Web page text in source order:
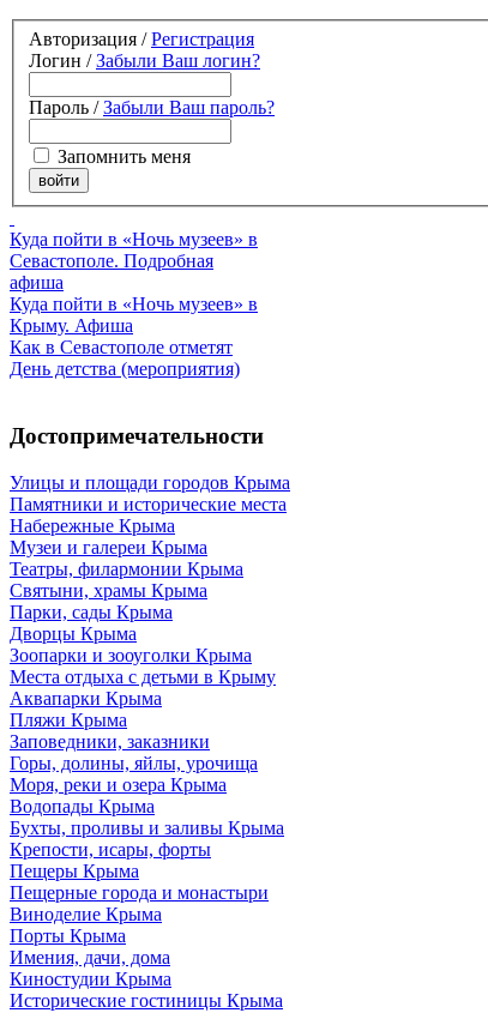
Авторизация /Регистрация
Логин /Забыли Ваш логин?
Пароль /Забыли Ваш пароль?
Запомнить меня
Куда пойти в «Ночь музеев» в
Севастополе. Подробная
афиша
Куда пойти в «Ночь музеев» в
Крыму. Афиша
Как в Севастополе отметят
День детства (мероприятия)
Достопримечательности
Улицы и площади городов Крыма
Памятники и исторические места
Набережные Крыма
Музеи и галереи Крыма
Театры, филармонии Крыма
Святыни, храмы Крыма
Парки, сады Крыма
Дворцы Крыма
Зоопарки и зооуголки Крыма
Места отдыха с детьми в Крыму
Аквапарки Крыма
Пляжи Крыма
Заповедники, заказники
Горы, долины, яйлы, урочища
Моря, реки и озера Крыма
Водопады Крыма
Бухты, проливы и заливы Крыма
Крепости, исары, форты
Пещеры Крыма
Пещерные города и монастыри
Виноделие Крыма
Порты Крыма
Имения, дачи, дома
Киностудии Крыма
Исторические гостиницы Крыма